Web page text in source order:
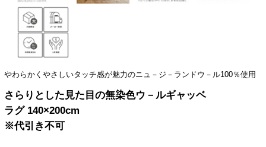
やわらかくやさしいタッチ感が魅力のニュ－ジ－ランドウ－ル100％使用
さらりとした見た目の無染色ウ－ルギャッベ
ラグ 140×200cm
※代引き不可